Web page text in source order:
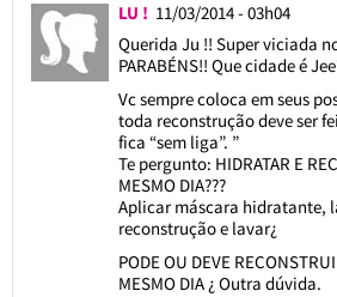
LU ! 11/03/2014 - 03h04
Querida Ju !! Super viciada
PARABÉNS!! Que cidade é
Vc sempre coloca em seus
toda reconstrução deve ser
fica “sem liga”. ”
Te pergunto: HIDRATAR E
MESMO DIA???
Aplicar máscara hidratante,
reconstrução e lavar¿
PODE OU DEVE
MESMO DIA ¿ Outra dúvida.